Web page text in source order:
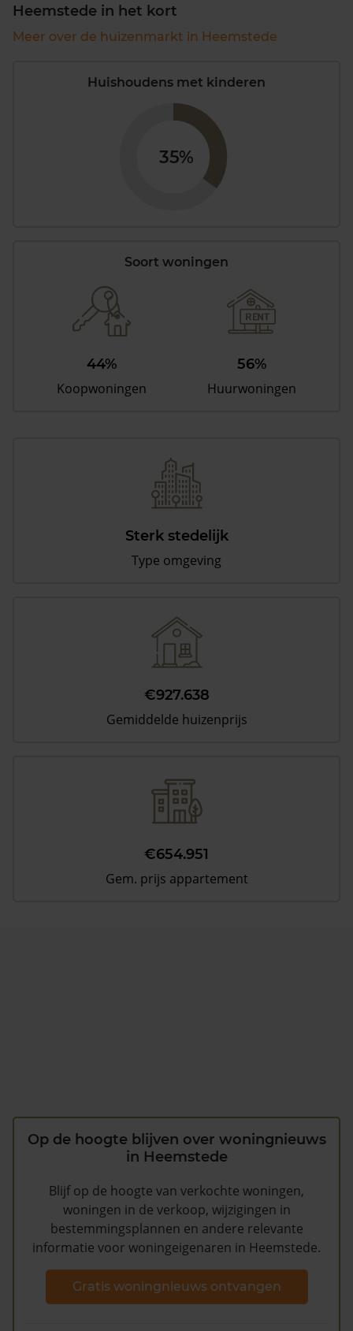
Heemstede in het kort
Meer over de huizenmarkt in Heemstede
Huishoudens met kinderen
35%
Soort woningen
44%
Koopwoningen
56%
Huurwoningen
Sterk stedelijk
Type omgeving
€927.638
Gemiddelde huizenprijs
€654.951
Gem. prijs appartement
Op de hoogte blijven over woningnieuws
in Heemstede
Blijf op de hoogte van verkochte woningen,
woningen in de verkoop, wijzigingen in
bestemmingsplannen en andere relevante
informatie voor woningeigenaren in Heemstede.
Gratis woningnieuws ontvangen